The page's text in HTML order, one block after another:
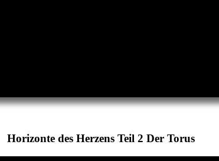
Horizonte des Herzens Teil 2 Der Torus